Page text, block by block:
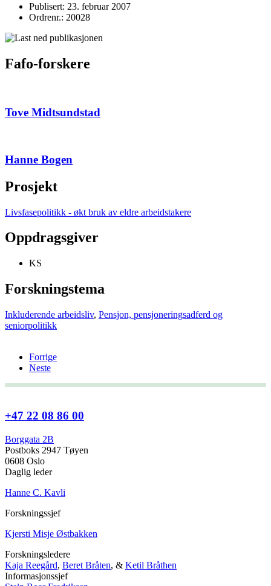
Publisert: 23. februar 2007
Ordrenr.: 20028
Fafo-forskere
Tove Midtsundstad
Hanne Bogen
Prosjekt
Livsfasepolitikk - økt bruk av eldre arbeidstakere
Oppdragsgiver
KS
Forskningstema
Inkluderende arbeidsliv, Pensjon, pensjoneringsadferd og
seniorpolitikk
Forrige
Neste
+47 22 08 86 00
Borggata 2B
Postboks 2947 Tøyen
0608 Oslo
Daglig leder
Hanne C. Kavli
Forskningssjef
Kjersti Misje Østbakken
Forskningsledere
Kaja Reegård, Beret Bråten, & Ketil Bråthen
Informasjonssjef